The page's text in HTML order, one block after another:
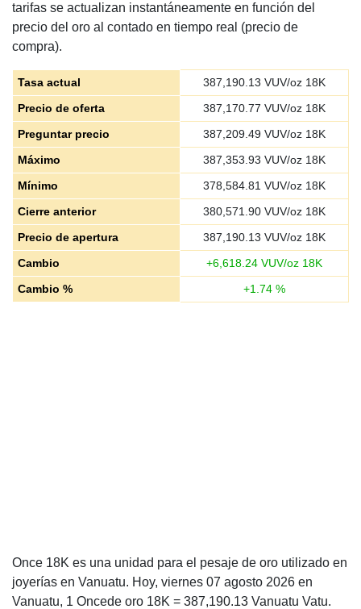
tarifas se actualizan instantáneamente en función del
precio del oro al contado en tiempo real (precio de
compra).
Tasa actual 387,190.13 VUV/oz 18K
Precio de oferta
387,170.77 VUV/oz 18K
Preguntar precio
387,209.49 VUV/oz 18K
Máximo
387,353.93 VUV/oz 18K
Mínimo
378,584.81 VUV/oz 18K
Cierre anterior
380,571.90 VUV/oz 18K
Precio de apertura
387,190.13 VUV/oz 18K
Cambio
+6,618.24 VUV/oz 18K
Cambio %
+1.74 %
Once 18K es una unidad para el pesaje de oro utilizado en
joyerías en Vanuatu. Hoy, viernes 07 agosto 2026 en
Vanuatu, 1 Oncede oro 18K = 387,190.13 Vanuatu Vatu.